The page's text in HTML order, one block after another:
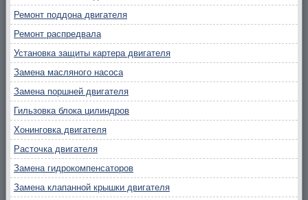
Ремонт поддона двигателя
Ремонт распредвала
Установка защиты картера двигателя
Замена масляного насоса
Замена поршней двигателя
Гильзовка блока цилиндров
Хонинговка двигателя
Расточка двигателя
Замена гидрокомпенсаторов
Замена клапанной крышки двигателя